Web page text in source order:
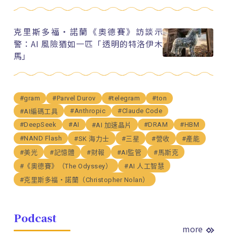
克里斯多福・諾蘭《奧德賽》訪談示
警：AI 風險猶如一匹「透明的特洛伊木
馬」
#gram #Parvel Durov #telegram
#ton
#AI編碼工具
#Anthropic
#Claude Code
#DeepSeek
#AI #AI 加速晶片 #DRAM
#HBM
#NAND Flash
#SK 海力士 #三星 #營收
#產能
#美光
#記憶體 #財報 #AI監管
#馬斯克
#《奧德賽》（The Odyssey）
#AI 人工智慧
#克里斯多福・諾蘭（Christopher Nolan）
Podcast
more